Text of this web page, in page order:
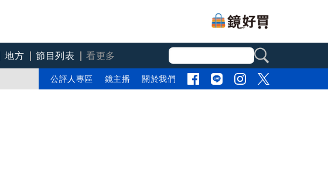
地方 節目列表
看更多
公評人專區 鏡主播 關於我們